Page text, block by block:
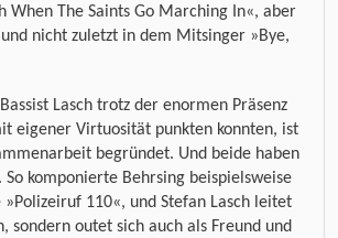
The Saints Go Marching In«, aber
nicht zuletzt in dem Mitsinger »Bye,
Lasch trotz der enormen Präsenz
eigener Virtuosität punkten konnten, ist
begründet. Und beide haben
komponierte Behrsing beispielsweise
110«, und Stefan Lasch leitet
sondern outet sich auch als Freund und